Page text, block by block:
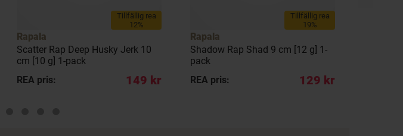
Tillfällig rea
12%
Rapala
Scatter Rap Deep Husky Jerk 10
cm [10 g] 1-pack
REA pris:
149 kr
Tillfällig rea
19%
Rapala
Shadow Rap Shad 9 cm [12 g] 1-
pack
REA pris:
129 kr